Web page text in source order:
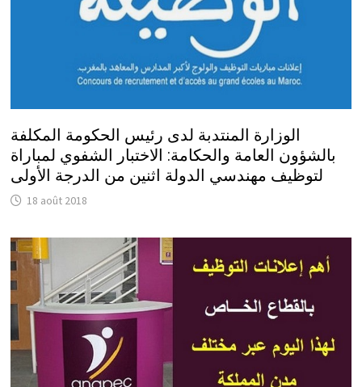
الوزارة المنتدبة لدى رئيس الحكومة المكلفة
بالشؤون العامة والحكامة: الاختبار الشفوي لمباراة
لتوظيف مهندسي الدولة اثنين من الدرجة الأولى
18 août 2018